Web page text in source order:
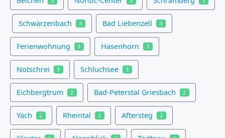
Schwärzenbach 3 Bad Liebenzell 3
Ferienwohnung 3 Hasenhorn 3
Notschrei 3 Schluchsee 3
Eichbergtrum 2 Bad-Peterstal Griesbach 2
Yach 2 Rheintal 2 Aftersteg 2